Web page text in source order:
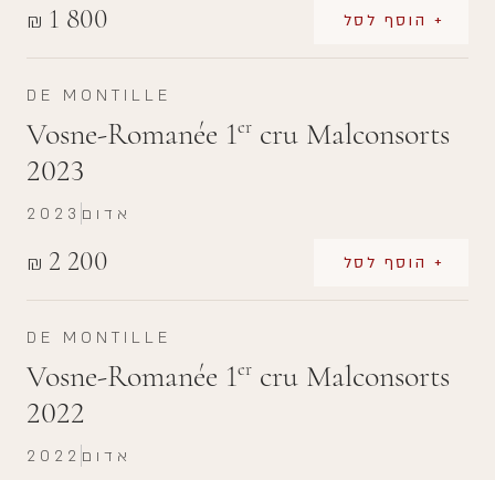
₪ 1 800 + הוסף לסל
DE MONTILLE
Vosne-Romanée 1er cru Malconsorts
2023
₪ 2 200 + הוסף לסל
2023 אדום
DE MONTILLE
Vosne-Romanée 1er cru Malconsorts
2022
2022 אדום